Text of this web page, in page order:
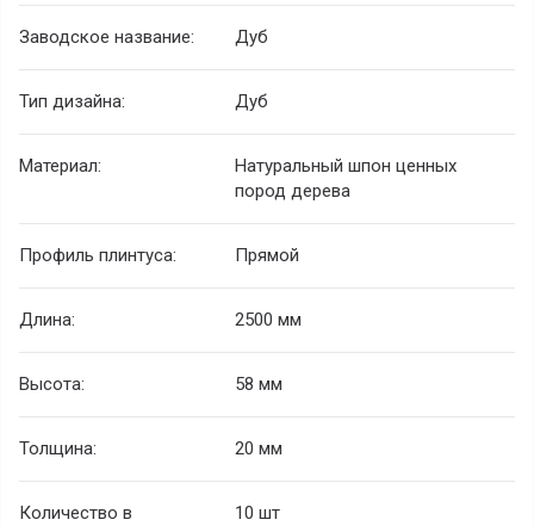
Заводское название: Дуб
Тип дизайна: Дуб
Материал:
Натуральный шпон ценных
пород дерева
Профиль плинтуса: Прямой
Длина: 2500 мм
Высота: 58 мм
Толщина: 20 мм
Количество в
10 шт